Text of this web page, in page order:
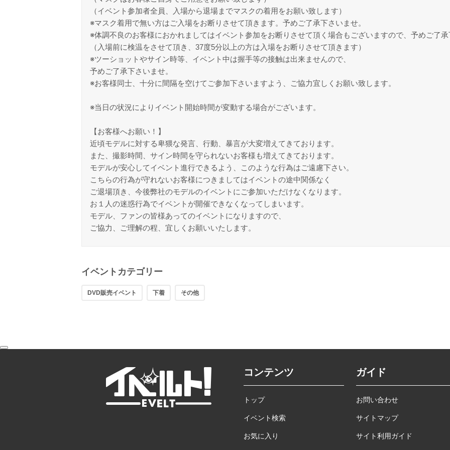
（イベント参加者全員、入場から退場までマスクの着用をお願い致します）
※マスク着用で無い方はご入場をお断りさせて頂きます。予めご了承下さいませ。
※体調不良のお客様におかれましてはイベント参加をお断りさせて頂く場合もございますので、予めご了承
（入場前に検温をさせて頂き、37度5分以上の方は入場をお断りさせて頂きます）
※ツーショットやサイン時等、イベント中は握手等の接触は出来ませんので、
予めご了承下さいませ。
※お客様同士、十分に間隔を空けてご参加下さいますよう、ご協力宜しくお願い致します。
※当日の状況によりイベント開始時間が変動する場合がございます。
【お客様へお願い！】
近頃モデルに対する卑猥な発言、行動、暴言が大変増えてきております。
また、撮影時間、サイン時間を守られないお客様も増えてきております。
モデルが安心してイベント進行できるよう、このような行為はご遠慮下さい。
こちらの行為が守れないお客様につきましてはイベントの途中関係なく
ご退場頂き、今後弊社のモデルのイベントにご参加いただけなくなります。
お１人の迷惑行為でイベントが開催できなくなってしまいます。
モデル、ファンの皆様あってのイベントになりますので、
ご協力、ご理解の程、宜しくお願いいたします。
イベントカテゴリー
DVD販売イベント 下着 その他
コンテンツ
トップ
イベント検索
お気に入り
ガイド
お問い合わせ
サイトマップ
サイト利用ガイド